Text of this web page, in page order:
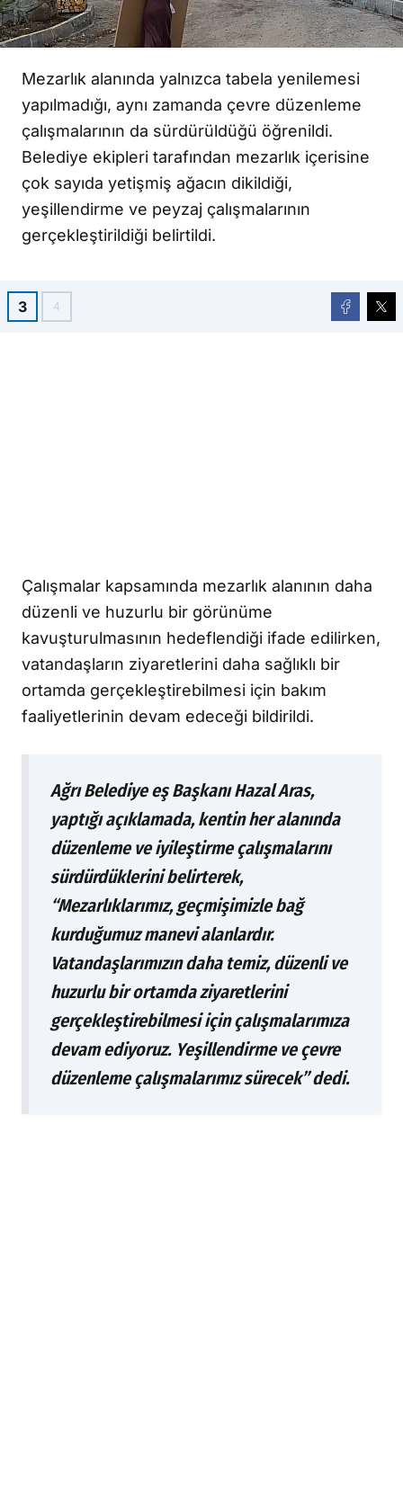
Mezarlık alanında yalnızca tabela yenilemesi
yapılmadığı, aynı zamanda çevre düzenleme
çalışmalarının da sürdürüldüğü öğrenildi.
Belediye ekipleri tarafından mezarlık içerisine
çok sayıda yetişmiş ağacın dikildiği,
yeşillendirme ve peyzaj çalışmalarının
gerçekleştirildiği belirtildi.
3 4
Çalışmalar kapsamında mezarlık alanının daha
düzenli ve huzurlu bir görünüme
kavuşturulmasının hedeflendiği ifade edilirken,
vatandaşların ziyaretlerini daha sağlıklı bir
ortamda gerçekleştirebilmesi için bakım
faaliyetlerinin devam edeceği bildirildi.
Ağrı Belediye eş Başkanı Hazal Aras,
yaptığı açıklamada, kentin her alanında
düzenleme ve iyileştirme çalışmalarını
sürdürdüklerini belirterek,
“Mezarlıklarımız, geçmişimizle bağ
kurduğumuz manevi alanlardır.
Vatandaşlarımızın daha temiz, düzenli ve
huzurlu bir ortamda ziyaretlerini
gerçekleştirebilmesi için çalışmalarımıza
devam ediyoruz. Yeşillendirme ve çevre
düzenleme çalışmalarımız sürecek” dedi.